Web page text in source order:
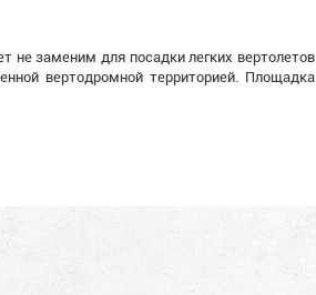
не заменим для посадки легких вертолетов
вертодромной территорией. Площадка